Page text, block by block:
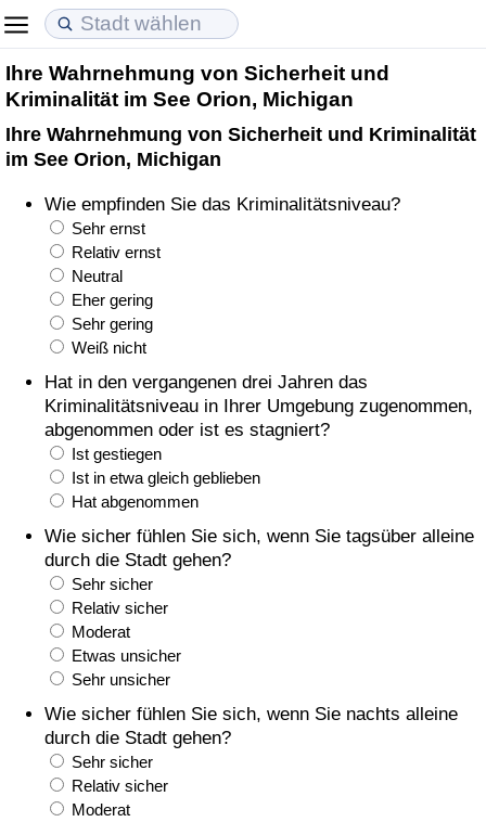
Ihre Wahrnehmung von Sicherheit und
Kriminalität im See Orion, Michigan
Ihre Wahrnehmung von Sicherheit und Kriminalität
im See Orion, Michigan
Wie empfinden Sie das Kriminalitätsniveau?
Sehr ernst
Relativ ernst
Neutral
Eher gering
Sehr gering
Weiß nicht
Hat in den vergangenen drei Jahren das
Kriminalitätsniveau in Ihrer Umgebung zugenommen,
abgenommen oder ist es stagniert?
Ist gestiegen
Ist in etwa gleich geblieben
Hat abgenommen
Wie sicher fühlen Sie sich, wenn Sie tagsüber alleine
durch die Stadt gehen?
Sehr sicher
Relativ sicher
Moderat
Etwas unsicher
Sehr unsicher
Wie sicher fühlen Sie sich, wenn Sie nachts alleine
durch die Stadt gehen?
Sehr sicher
Relativ sicher
Moderat
Lebenshaltungskosten
Lebenshaltungskosten-Index (aktuell)
Lebenshaltungskosten-Index
Lebenshaltungskosten-Index nach Land
in Akaba
Immobilienpreise
Immobilienpreis-Index (aktuell)
Immobilienpreis-Index
Immobilienpreis-Index nach Land
Lebensqualität
Lebensqualität-Index
Lebensqualität-Index (aktuell)
Lebensqualitätsindex nach Land
Kriminalität
Kriminalitäts-Index (aktuell)
Kriminalitäts-Index
Kriminalitätsindex nach Land
Gesundheitsversorgung
Gesundheitsversorgungs-Index (aktuell)
Gesundheitsversorgungs-Index
Gesundheitsversorgungs-Index nach Land
Umweltverschmutzung
Umweltverschmutzungs-Index (aktuell)